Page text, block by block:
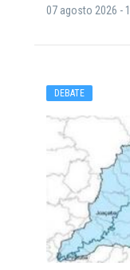
07 agosto 2026 -
DEBATE